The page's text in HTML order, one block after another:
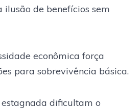
ilusão de benefícios sem
econômica força
para sobrevivência básica.
dificultam o